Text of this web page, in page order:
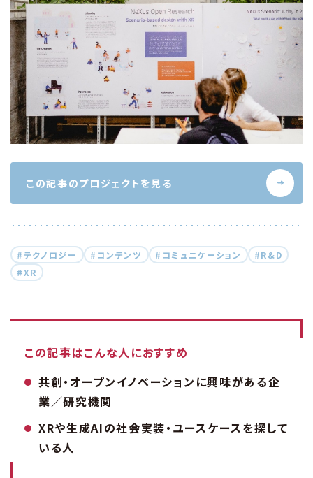
この記事のプロジェクトを見る
#テクノロジー #コンテンツ #コミュニケーション
#R&D
#XR
この記事はこんな人におすすめ
共創・オープンイノベーションに興味がある企
業／研究機関
XRや生成AIの社会実装・ユースケースを探して
いる人